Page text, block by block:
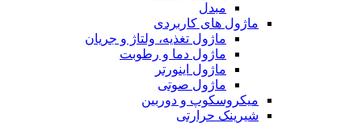
مبدل
ماژول های کاربردی
ماژول تغذیه، ولتاژ و جریان
ماژول دما و رطوبت
ماژول اینورتر
ماژول صوتی
میکروسکوپ و دوربین
شیرینک حرارتی